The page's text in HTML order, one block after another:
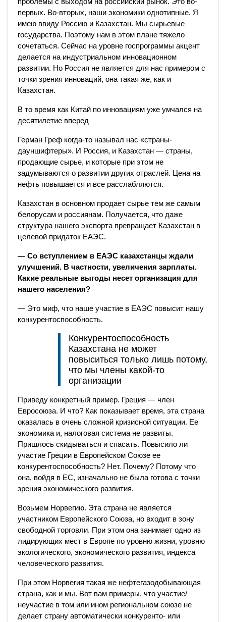
первых. Во-вторых, наши экономики однотипные. Я
имею ввиду Россию и Казахстан. Мы сырьевые
государства. Поэтому нам в этом плане тяжело
сочетаться. Сейчас на уровне госпрограммы акцент
делается на индустриальном инновационном
развитии. Но Россия не является для нас примером с
точки зрения инноваций, она такая же, как и
Казахстан.
В то время как Китай по инновациям уже умчался на
десятилетие вперед
Герман Греф когда-то называл нас «страны-
дауншифтеры». И Россия, и Казахстан — страны,
продающие сырье, и которые при этом не
задумываются о развитии других отраслей. Цена на
нефть повышается и все расслабляются.
Казахстан в основном продает сырье тем же самым
белорусам и россиянам. Получается, что даже
структура нашего экспорта превращает Казахстан в
целевой придаток ЕАЭС.
— Со вступлением в ЕАЭС казахстанцы ждали
улучшений. В частности, увеличения зарплаты.
Какие реальные выгоды несет организация для
нашего населения?
— Это миф, что наше участие в ЕАЭС повысит нашу
конкурентоспособность.
Конкурентоспособность
Казахстана не может
повыситься только лишь потому,
что мы члены какой-то
организации
Приведу конкретный пример. Греция — член
Евросоюза. И что? Как показывает время, эта страна
оказалась в очень сложной кризисной ситуации. Ее
экономика и, налоговая система не развиты.
Пришлось скидываться и спасать. Повысило ли
участие Греции в Европейском Союзе ее
конкурентоспособность? Нет. Почему? Потому что
она, войдя в ЕС, изначально не была готова с точки
зрения экономического развития.
Возьмем Норвегию. Эта страна не является
участником Европейского Союза, но входит в зону
свободной торговли. При этом она занимает одно из
лидирующих мест в Европе по уровню жизни, уровню
экологического, экономического развития, индекса
человеческого развития.
При этом Норвегия такая же нефтегазодобывающая
страна, как и мы. Вот вам примеры, что участие/
неучастие в том или ином региональном союзе не
делает страну автоматически конкуренто- или